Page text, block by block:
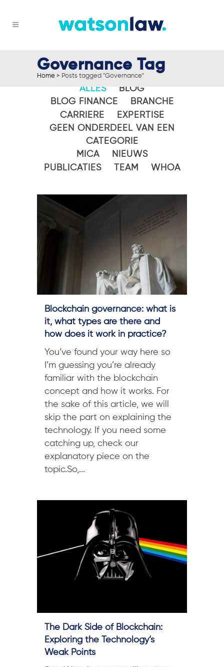
Governance Tag
Home > Posts tagged "Governance"
ALLES
BLOG
BLOG FINANCE
BRANCHE
CARRIERE
EXPERTISE
GEEN ONDERDEEL VAN EEN
CATEGORIE
MICA
NIEUWS
PUBLICATIES
TEAM WHOA
Blockchain governance: what is
it, what types are there and
how does it work in practice?
You’ve found your way here so
I’m guessing you’re already
familiar with the blockchain
concept and how it works. For
the sake of this article, we will
skip the part on explaining the
technology. If you need some
catching up, check our
explanatory piece on the
topic.So,...
The Dark Side of Blockchain:
Exploring the Technology’s
Weak Points